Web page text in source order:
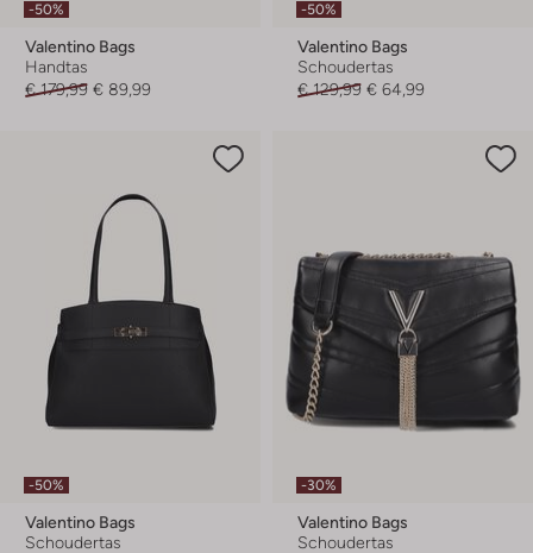
-50%
Valentino Bags
Handtas
€ 179,99 € 89,99
-50%
Valentino Bags
Schoudertas
€ 129,99 € 64,99
-50%
Valentino Bags
Schoudertas
-30%
Valentino Bags
Schoudertas